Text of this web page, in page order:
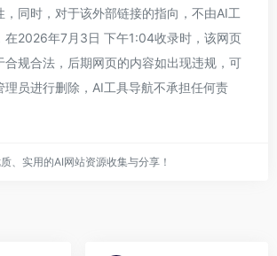
，同时，对于该外部链接的指向，不由AI工
在2026年7月3日 下午1:04收录时，该网页
合规合法，后期网页的内容如出现违规，可
理员进行删除，AI工具导航不承担任何责
、实用的AI网站资源收集与分享！